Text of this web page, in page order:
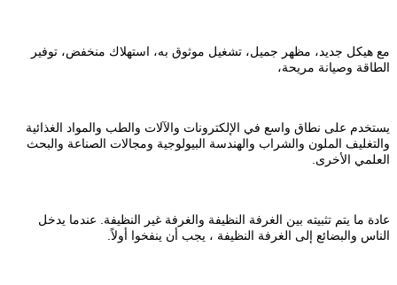
مع هيكل جديد، مظهر جميل، تشغيل موثوق به، استهلاك منخفض، توفير
الطاقة وصيانة مريحة،
يستخدم على نطاق واسع في الإلكترونات والآلات والطب والمواد الغذائية
والتغليف الملون والشراب والهندسة البيولوجية ومجالات الصناعة والبحث
العلمي الأخرى.
عادة ما يتم تثبيته بين الغرفة النظيفة والغرفة غير النظيفة. عندما يدخل
الناس والبضائع إلى الغرفة النظيفة ، يجب أن ينفخوا أولاً.